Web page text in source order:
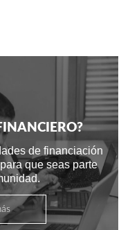
de financiación
que seas parte